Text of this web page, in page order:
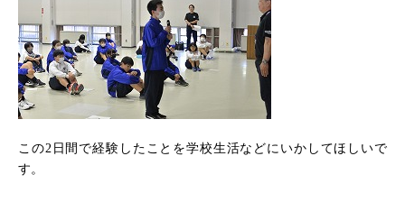
この2日間で経験したことを学校生活などにいかしてほしいで
す。